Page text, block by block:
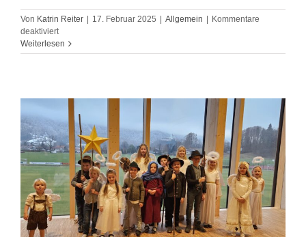
Von Katrin Reiter | 17. Februar 2025 | Allgemein | Kommentare
deaktiviertfür
Vereinsausflug
2025
Weiterlesen